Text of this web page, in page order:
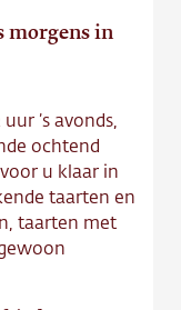
morgens in
’s avonds,
ochtend
u klaar in
taarten en
taarten met